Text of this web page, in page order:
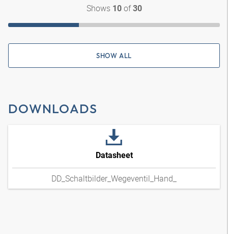
Shows 10of30
SHOW ALL
DOWNLOADS
Datasheet
DD_Schaltbilder_Wegeventil_Hand_